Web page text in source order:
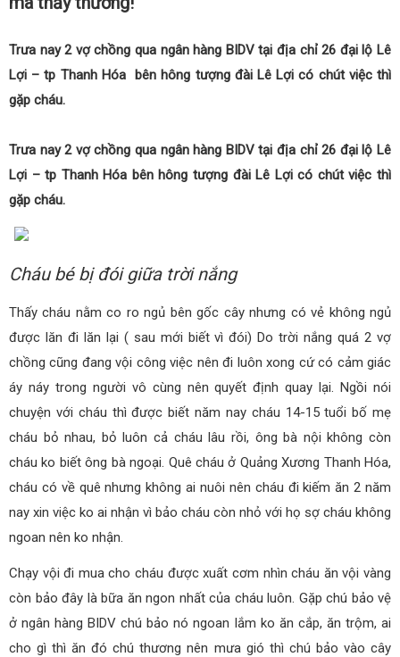
Trưa nay 2 vợ chồng qua ngân hàng BIDV tại địa chỉ 26 đại lộ Lê
Lợi – tp Thanh Hóa bên hông tượng đài Lê Lợi có chút việc thì
gặp cháu.
Trưa nay 2 vợ chồng qua ngân hàng BIDV tại địa chỉ 26 đại lộ Lê
Lợi – tp Thanh Hóa bên hông tượng đài Lê Lợi có chút việc thì
gặp cháu.
Cháu bé bị đói giữa trời nắng
Thấy cháu nằm co ro ngủ bên gốc cây nhưng có vẻ không ngủ
được lăn đi lăn lại ( sau mới biết vì đói) Do trời nắng quá 2 vợ
chồng cũng đang vội công việc nên đi luôn xong cứ có cảm giác
áy náy trong người vô cùng nên quyết định quay lại. Ngồi nói
chuyện với cháu thì được biết năm nay cháu 14-15 tuổi bố mẹ
cháu bỏ nhau, bỏ luôn cả cháu lâu rồi, ông bà nội không còn
cháu ko biết ông bà ngoại. Quê cháu ở Quảng Xương Thanh Hóa,
cháu có về quê nhưng không ai nuôi nên cháu đi kiếm ăn 2 năm
nay xin việc ko ai nhận vì bảo cháu còn nhỏ với họ sợ cháu không
ngoan nên ko nhận.
Chạy vội đi mua cho cháu được xuất cơm nhìn cháu ăn vội vàng
còn bảo đây là bữa ăn ngon nhất của cháu luôn. Gặp chú bảo vệ
ở ngân hàng BIDV chú bảo nó ngoan lắm ko ăn cắp, ăn trộm, ai
cho gì thì ăn đó chú thương nên mưa gió thì chú bảo vào cây